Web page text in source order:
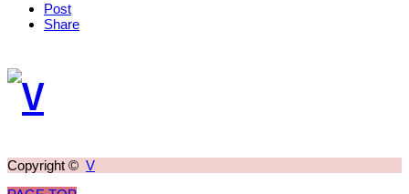
Post
Share
Copyright © V